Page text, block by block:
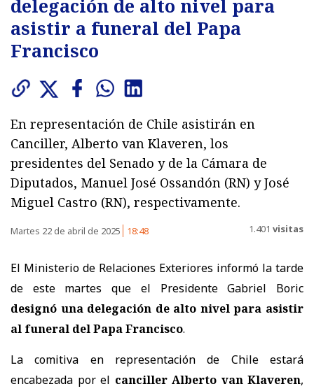
delegación de alto nivel para
asistir a funeral del Papa
Francisco
En representación de Chile asistirán en
Canciller, Alberto van Klaveren, los
presidentes del Senado y de la Cámara de
Diputados, Manuel José Ossandón (RN) y José
Miguel Castro (RN), respectivamente.
Martes 22 de abril de 2025 18:48 1.401 visitas
El Ministerio de Relaciones Exteriores informó la tarde
de este martes que el Presidente Gabriel Boric
designó una delegación de alto nivel para asistir
al funeral del Papa Francisco.
La comitiva en representación de Chile estará
encabezada por el canciller Alberto van Klaveren,